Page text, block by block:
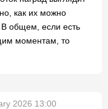
как их можно
В общем, если есть
моментам, то
2026 13:00